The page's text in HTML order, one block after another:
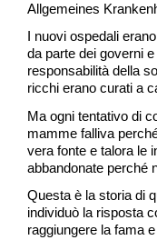
Allgemeines
I nuovi ospedali
da parte dei governi
responsabilità della
ricchi erano curati a
Ma ogni tentativo di
mamme falliva
vera fonte e talora le
abbandonate perché
Questa è la storia di
individuò la risposta
raggiungere la fama